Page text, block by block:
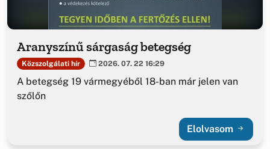
Aranyszínű sárgaság betegség
Közszolgálati hír 2026. 07. 22 16:29
A betegség 19 vármegyéből 18-ban már jelen van
szőlőn
Elolvasom